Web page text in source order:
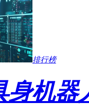
排行榜
身机器